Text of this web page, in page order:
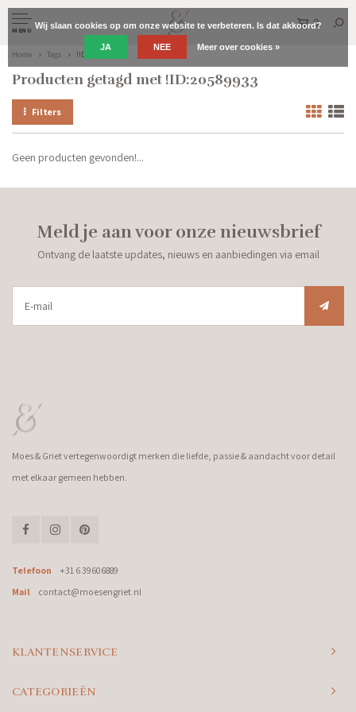
MENU
0
Home Tags !ID:20589933
Producten getagd met !ID:20589933
Filters
Geen producten gevonden!...
Meld je aan voor onze nieuwsbrief
Ontvang de laatste updates, nieuws en aanbiedingen via email
Moes & Griet vertegenwoordigt merken die liefde, passie & aandacht voor detail
met elkaar gemeen hebben.
Telefoon
+31 6 39606889
Mail
contact@moesengriet.nl
KLANTENSERVICE
CATEGORIEËN
Wij slaan cookies op om onze website te verbeteren. Is dat akkoord?
JA NEE Meer over cookies »